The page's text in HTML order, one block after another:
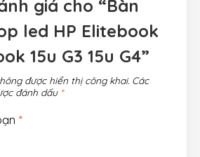
giá cho “Bàn
led HP Elitebook
15u G3 15u G4”
được hiển thị công khai. Các
đánh dấu *
*